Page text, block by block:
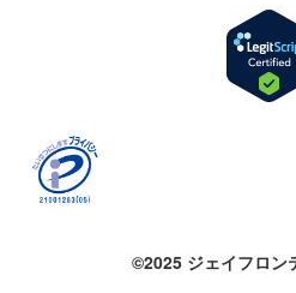
©2025 ジェイフロン